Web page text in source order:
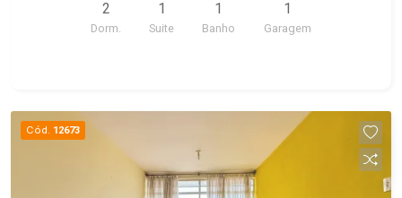
uma das localizações mais privilegiadas de Rio
Claro. Situado na Rua Dr. Eloy Chaves, no
em meio à conveniência urbana, oferecendo
acesso rápido ao Parque Lago Azul e às
principais facilidades da cidade. O projeto conta
com uma torre única e imponente, composta por
2
Dorm.
1
Suite
1
Banho
1
Garagem
Cód. 12673